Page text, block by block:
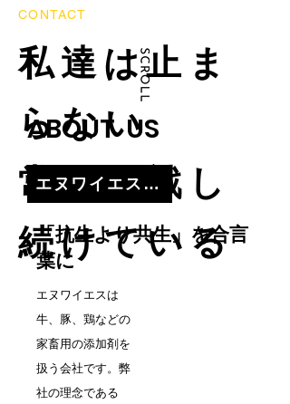
CONTACT
私達は止ま
らない
常に挑戦し
続けている
ABOUT US
エヌワイエスを知る
「抗生より共生」を合言
葉に
エヌワイエスは
牛、豚、鶏などの
家畜用の添加剤を
扱う会社です。弊
社の理念である